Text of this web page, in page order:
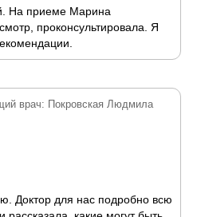
На приеме Марина
проконсультировала. Я
врач: Покровская Людмила
Доктор для нас подробно всю